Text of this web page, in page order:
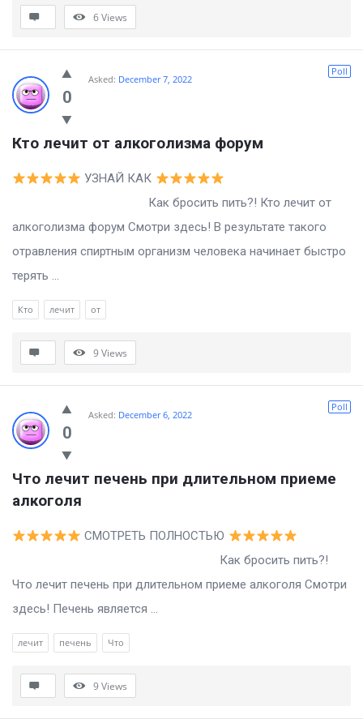
6Views
0
Poll
Asked: December 7, 2022
Кто лечит от алкоголизма форум
УЗНАЙ КАК
Как бросить пить?! Кто лечит от
алкоголизма форум Смотри здесь! В результате такого
отравления спиртным организм человека начинает быстро
терять ...
Кто лечит от
9Views
0
Poll
Asked: December 6, 2022
Что лечит печень при длительном приеме
алкоголя
СМОТРЕТЬ ПОЛНОСТЬЮ
Как бросить пить?!
Что лечит печень при длительном приеме алкоголя Смотри
здесь! Печень является ...
лечит печень Что
9Views